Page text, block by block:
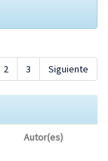
2 3 Siguiente
Autor(es)